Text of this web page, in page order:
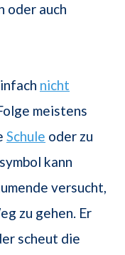
oder auch
nicht
meistens
Schule oder zu
kann
versucht,
zu gehen. Er
scheut die